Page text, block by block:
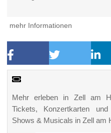
mehr Informationen
Mehr erleben in Zell am
Tickets, Konzertkarten
Shows & Musicals in Zell am